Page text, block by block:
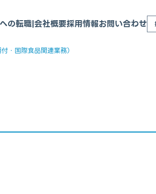
の転職|会社概要採用情報お問い合わせ
・国際食品関連業務）